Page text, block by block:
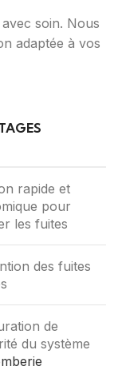
soin. Nous
adaptée à vos
rapide et
pour
les fuites
des fuites
de
du système